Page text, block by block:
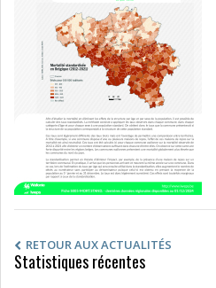
RETOUR AUX ACTUALITÉS
Statistiques récentes